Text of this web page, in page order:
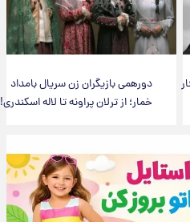
دورهمی بازیگران زن سریال بامداد
خمار؛ از ترلان پراونه تا لاله اسکندری!